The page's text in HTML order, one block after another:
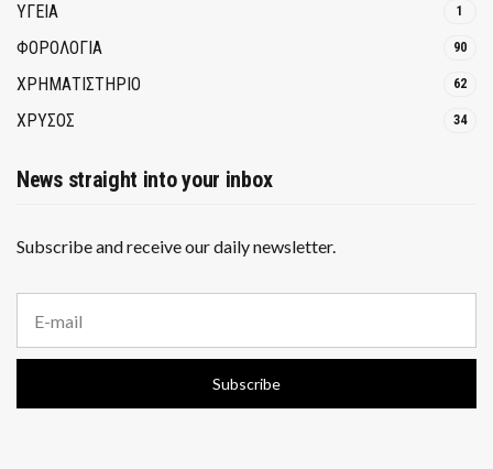
ΥΓΕΙΑ 1
ΦΟΡΟΛΟΓΙΑ 90
ΧΡΗΜΑΤΙΣΤΗΡΙΟ 62
ΧΡΥΣΟΣ 34
News straight into your inbox
Subscribe and receive our daily newsletter.
a
i
a
Subscribe